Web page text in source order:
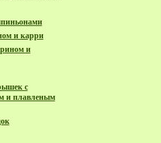
и карри
и
с
и плавленым